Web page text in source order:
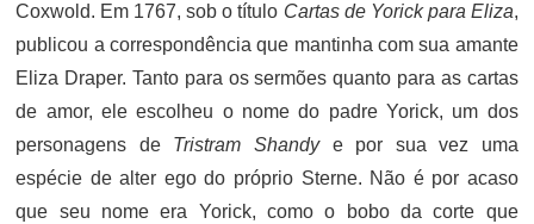
Coxwold. Em 1767, sob o título Cartas de Yorick para Eliza,
publicou a correspondência que mantinha com sua amante
Eliza Draper. Tanto para os sermões quanto para as cartas
de amor, ele escolheu o nome do padre Yorick, um dos
personagens de Tristram Shandye por sua vez uma
espécie de alter ego do próprio Sterne. Não é por acaso
que seu nome era Yorick, como o bobo da corte que